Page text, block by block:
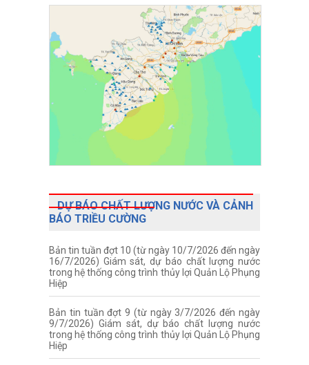
DỰ BÁO CHẤT LƯỢNG NƯỚC VÀ CẢNH
BÁO TRIỀU CƯỜNG
Bản tin tuần đợt 10 (từ ngày 10/7/2026 đến ngày
16/7/2026) Giám sát, dự báo chất lượng nước
trong hệ thống công trình thủy lợi Quản Lộ Phụng
Hiệp
Bản tin tuần đợt 9 (từ ngày 3/7/2026 đến ngày
9/7/2026) Giám sát, dự báo chất lượng nước
trong hệ thống công trình thủy lợi Quản Lộ Phụng
Hiệp